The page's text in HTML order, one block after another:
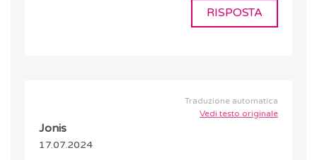
RISPOSTA
Traduzione automatica
Vedi testo originale
Jonis
17.07.2024